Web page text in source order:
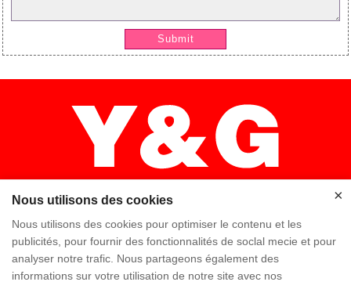
Submit
×
Accueil Haute qualité Équipe Y & G
Nous utilisons des cookies
Nous utilisons des cookies pour optimiser le contenu et les
publicités, pour fournir des fonctionnalités de soclal mecie et pour
analyser notre trafic. Nous partageons également des
informations sur votre utilisation de notre site avec nos
×